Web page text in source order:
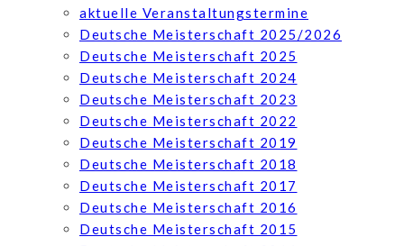
aktuelle Veranstaltungstermine
Deutsche Meisterschaft 2025/2026
Deutsche Meisterschaft 2025
Deutsche Meisterschaft 2024
Deutsche Meisterschaft 2023
Deutsche Meisterschaft 2022
Deutsche Meisterschaft 2019
Deutsche Meisterschaft 2018
Deutsche Meisterschaft 2017
Deutsche Meisterschaft 2016
Deutsche Meisterschaft 2015